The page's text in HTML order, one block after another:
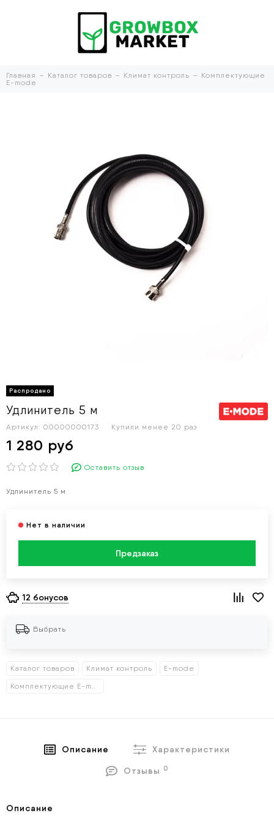
Главная Каталог товаров Климат контроль
Комплектующие
E-mode
Удлинитель 5 м
Артикул: 00000000173 Купили менее 20 раз
1 280 руб
Оставить отзыв
Удлинитель 5 м
Предзаказ
12 бонусов
Выбрать
Каталог товаров Климат контроль E-mode
Комплектующие E-mode
Описание
Характеристики
Отзывы
0
Описание